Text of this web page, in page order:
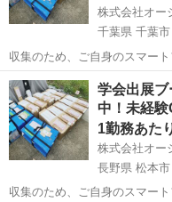
株式会社オー
千葉県 千葉市
収集のため、ご自身のスマー
す。 ご自身のス…
千葉 千葉市 イベント
学会出展
中！未経験
1勤務あた
株式会社オー
長野県 松本市
収集のため、ご自身のスマー